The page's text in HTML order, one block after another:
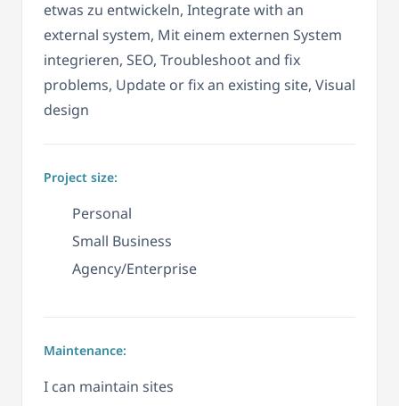
etwas zu entwickeln, Integrate with an
external system, Mit einem externen System
integrieren, SEO, Troubleshoot and fix
problems, Update or fix an existing site, Visual
design
Project size:
Personal
Small Business
Agency/Enterprise
Maintenance:
I can maintain sites